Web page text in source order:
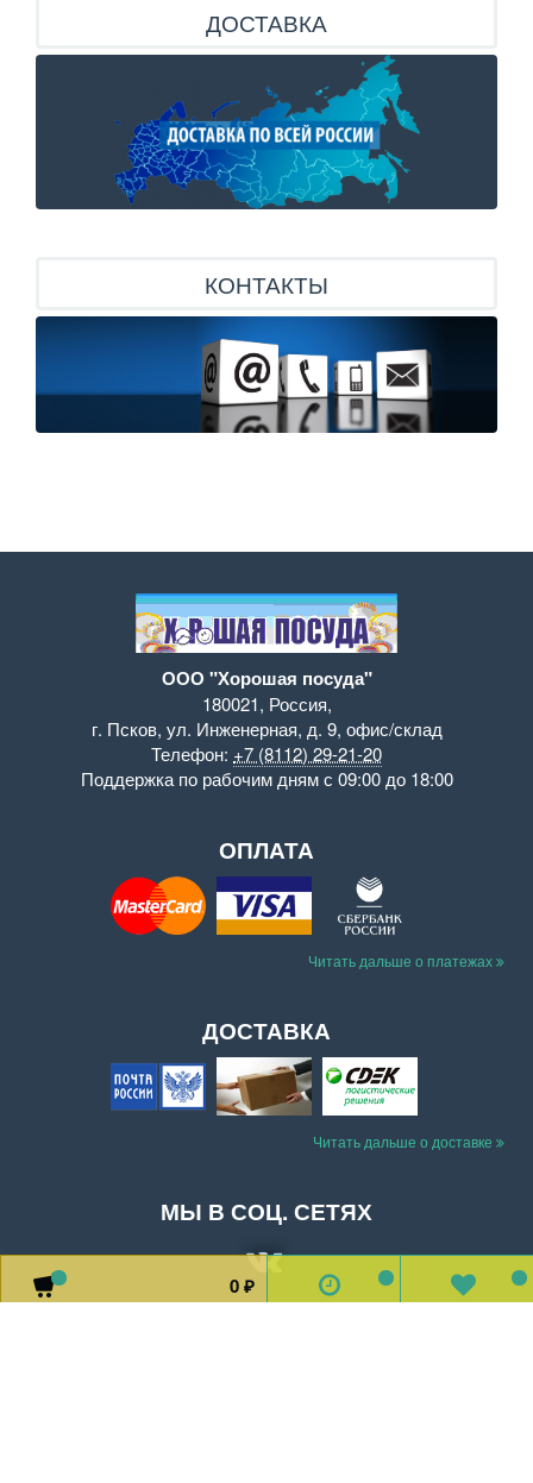
0 ₽
ДОСТАВКА
КОНТАКТЫ
ООО "Хорошая посуда"
180021, Россия,
г. Псков, ул. Инженерная, д. 9, офис/склад
Телефон: +7 (8112) 29-21-20
Поддержка по рабочим дням с 09:00 до 18:00
ОПЛАТА
Читать дальше о платежах
ДОСТАВКА
Читать дальше о доставке
МЫ В СОЦ. СЕТЯХ